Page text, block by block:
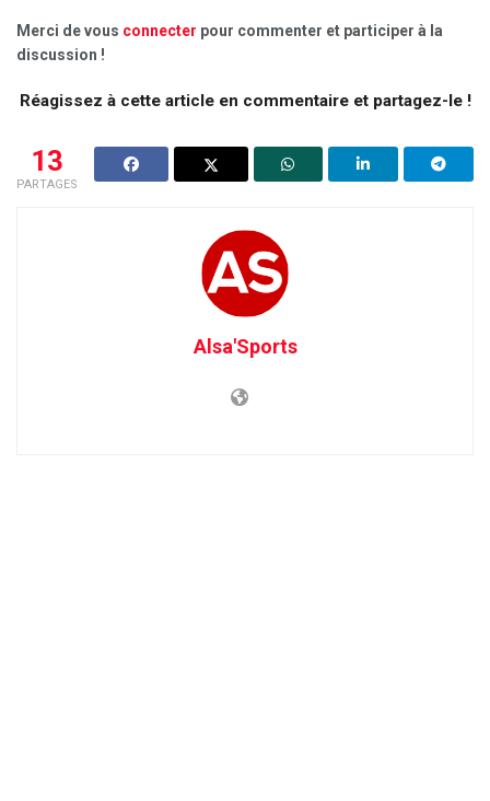
Merci de vous connecter pour commenter et participer à la
discussion !
Réagissez à cette article en commentaire et partagez-le !
13
PARTAGES
Alsa'Sports